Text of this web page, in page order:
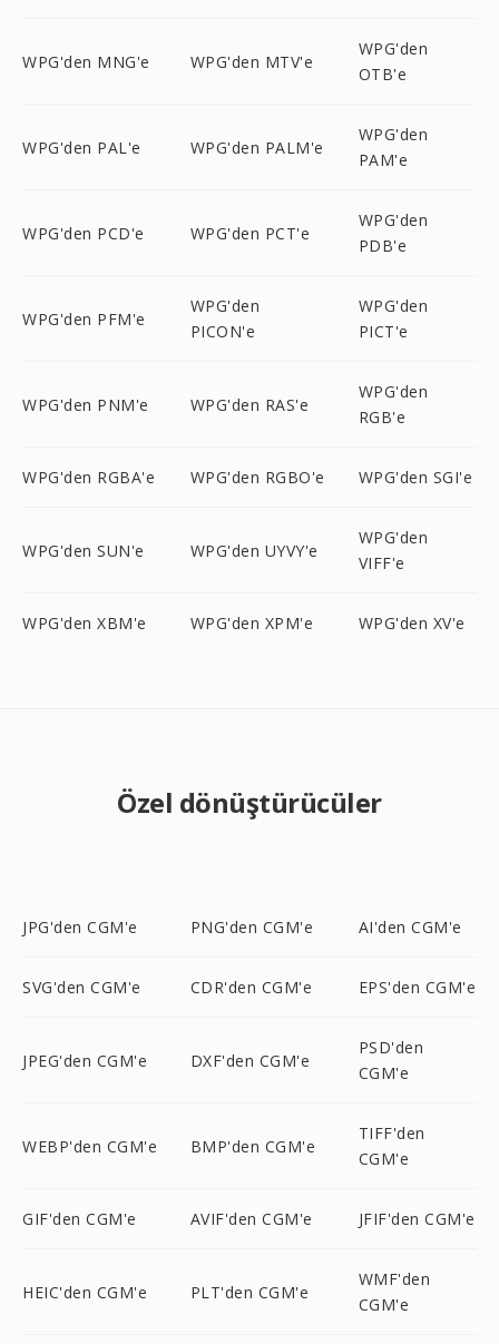
WPG'den MNG'e WPG'den MTV'e
WPG'den
OTB'e
WPG'den PAL'e WPG'den PALM'e
WPG'den
PAM'e
WPG'den PCD'e WPG'den PCT'e
WPG'den
PDB'e
WPG'den PFM'e
WPG'den
PICON'e
WPG'den
PICT'e
WPG'den PNM'e WPG'den RAS'e
WPG'den
RGB'e
WPG'den RGBA'e WPG'den RGBO'e WPG'den SGI'e
WPG'den SUN'e WPG'den UYVY'e
WPG'den
VIFF'e
WPG'den XBM'e WPG'den XPM'e WPG'den XV'e
Özel dönüştürücüler
JPG'den CGM'e PNG'den CGM'e AI'den CGM'e
SVG'den CGM'e CDR'den CGM'e EPS'den CGM'e
JPEG'den CGM'e DXF'den CGM'e
PSD'den
CGM'e
WEBP'den CGM'e BMP'den CGM'e
TIFF'den
CGM'e
GIF'den CGM'e AVIF'den CGM'e JFIF'den CGM'e
HEIC'den CGM'e PLT'den CGM'e
WMF'den
CGM'e